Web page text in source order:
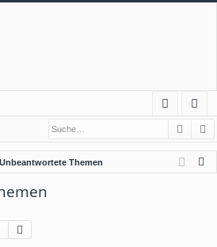
m
el
ist
rie
Unbeantwortete Themen
Suche